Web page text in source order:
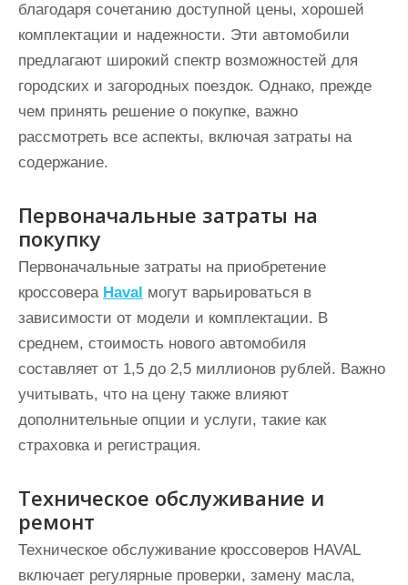
благодаря сочетанию доступной цены, хорошей
комплектации и надежности. Эти автомобили
предлагают широкий спектр возможностей для
городских и загородных поездок. Однако, прежде
чем принять решение о покупке, важно
рассмотреть все аспекты, включая затраты на
содержание.
Первоначальные затраты на
покупку
Первоначальные затраты на приобретение
кроссовера Haval могут варьироваться в
зависимости от модели и комплектации. В
среднем, стоимость нового автомобиля
составляет от 1,5 до 2,5 миллионов рублей. Важно
учитывать, что на цену также влияют
дополнительные опции и услуги, такие как
страховка и регистрация.
Техническое обслуживание и
ремонт
Техническое обслуживание кроссоверов HAVAL
включает регулярные проверки, замену масла,